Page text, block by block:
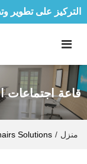
التركيز على تطوير
قاعة اجتماعات
منزل /
Solutions